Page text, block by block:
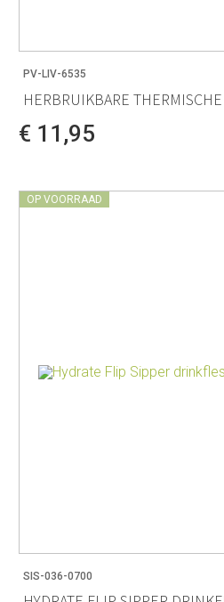
PV-LIV-6535
HERBRUIKBARE
€ 11,95
OP VOORRAAD
SIS-036-0700